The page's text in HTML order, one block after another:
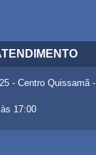
- Centro Quissamã -
17:00